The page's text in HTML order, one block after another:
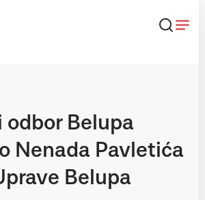
odbor Belupa
Nenada Pavletića
Belupa